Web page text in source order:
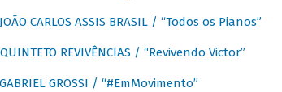
JOÃO CARLOS ASSIS BRASIL / “Todos os Pianos”
QUINTETO REVIVÊNCIAS / “Revivendo Victor”
GABRIEL GROSSI / “#EmMovimento”